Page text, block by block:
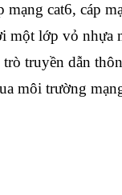
mạng cat6, cáp
một lớp vỏ nhựa
truyền dẫn
môi trường